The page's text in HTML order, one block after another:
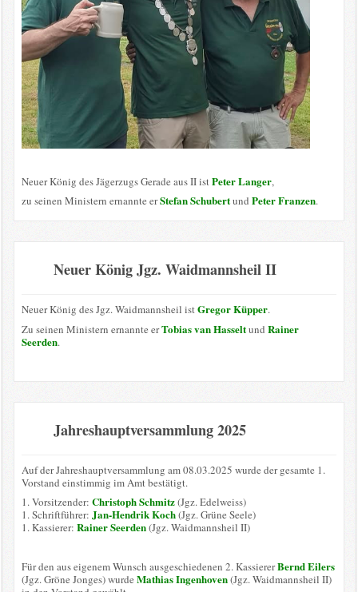
Neuer König des Jägerzugs Gerade aus II istPeter Langer,
zu seinen Ministern ernannte erStefan Schubertund Peter Franzen.
Neuer König Jgz. Waidmannsheil II
Neuer König des Jgz. Waidmannsheil istGregor Küpper.
Zu seinen Ministern ernannte erTobias van Hasseltund Rainer
Seerden.
Jahreshauptversammlung 2025
Auf der Jahreshauptversammlung am 08.03.2025 wurde der gesamte 1.
Vorstand einstimmig im Amt bestätigt.
1. Vorsitzender: Christoph Schmitz(Jgz. Edelweiss)
1. Schriftführer: Jan-Hendrik Koch(Jgz. Grüne Seele)
1. Kassierer: Rainer Seerden(Jgz. Waidmannsheil II)
Für den aus eigenem Wunsch ausgeschiedenen 2. KassiererBernd Eilers
(Jgz. Gröne Jonges) wurde Mathias Ingenhoven(Jgz. Waidmannsheil II)